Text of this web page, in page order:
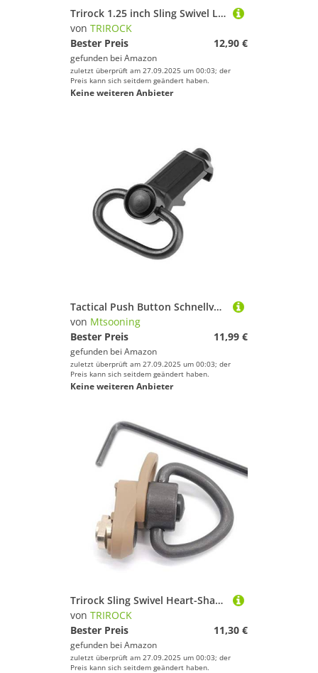
Trirock 1.25 inch Sling Swivel Loop with Push Button QD Base & Sling Mount with a Hole Allows attaching The Snap Clip Hook Spring
von TRIROCK
Bester Preis
12,90 €
gefunden bei Amazon
zuletzt überprüft am 27.09.2025 um 00:03; der
Preis kann sich seitdem geändert haben.
Keine weiteren Anbieter
Tactical Push Button Schnellverschluss Detach QD Swivel Loop mit Rail Sling Attachment Mount für 20mm Picatinny Rails
von Mtsooning
Bester Preis
11,99 €
gefunden bei Amazon
zuletzt überprüft am 27.09.2025 um 00:03; der
Preis kann sich seitdem geändert haben.
Keine weiteren Anbieter
Trirock Sling Swivel Heart-Shape Loop with FDE Color Push Button QD Base & Sling Mount with a Hole for Snap Clip Hook Spring
von TRIROCK
Bester Preis
11,30 €
gefunden bei Amazon
zuletzt überprüft am 27.09.2025 um 00:03; der
Preis kann sich seitdem geändert haben.